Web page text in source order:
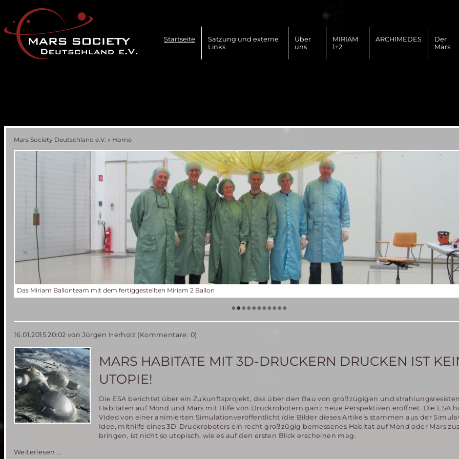
überspringen
Startseite
Satzung und externe
Links
Über
uns
MIRIAM
1+2
ARCHIMEDES
Der
Mars
Mars Society Deutschland e.V. » Home
Das Miriam Ballonteam mit dem fertiggestellten Miriam 2 Ballon
•••••••••••
16.01.2015 20:02 von Jürgen Herholz (Kommentare: 0)
MARS HABITATE MIT 3D-DRUCKERN DRUCKEN IST
UTOPIE!
Die ESA berichtet über ein Zukunftsprojekt, das über den Bau von großzügigen und
Habitaten auf Mond und Mars mit Hilfe von Druckrobotern ganz neue Perspektiven eröffnet. Die ESA
Video von einer animierten Simulationveröffentlicht (die Bilder dieses Artikels stammen aus der
Idee, mithilfe eines 3D-Druckroboters ein recht großzügig bemessenes Habitat auf Mond oder Mars
bringen, ist nicht so utopisch, wie es auf den ersten Blick erscheinen mag.
Weiterlesen …